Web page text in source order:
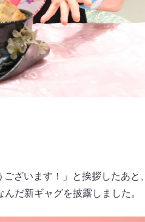
ざいます！」と挨拶したあと、
だ新ギャグを披露しました。